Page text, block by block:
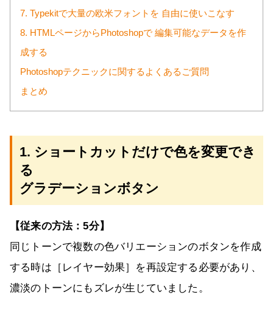
7. Typekitで大量の欧米フォントを 自由に使いこなす
8. HTMLページからPhotoshopで 編集可能なデータを作
成する
Photoshopテクニックに関するよくあるご質問
まとめ
1. ショートカットだけで色を変更でき
る
グラデーションボタン
【従来の方法：5分】
同じトーンで複数の色バリエーションのボタンを作成
する時は［レイヤー効果］を再設定する必要があり、
濃淡のトーンにもズレが生じていました。